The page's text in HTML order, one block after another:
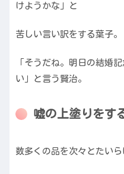
けようかな」と
苦しい言い訳をする葉子。
「そうだね。明日の結婚
い」と言う賢治。
嘘の上塗りをす
数多くの品を次々とたいら